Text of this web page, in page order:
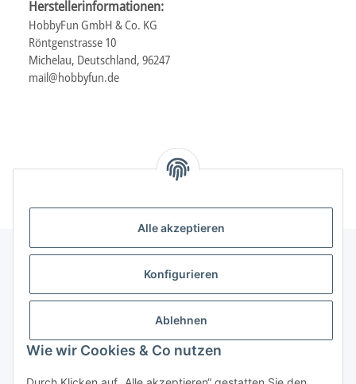
Alle akzeptieren
Konfigurieren
Ablehnen
Wie wir Cookies & Co nutzen
Herstellerinformationen:
HobbyFun GmbH & Co. KG
Röntgenstrasse 10
Michelau, Deutschland, 96247
mail@hobbyfun.de
Informationen
Gesetzliche Informationen